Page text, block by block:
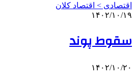
اقتصادی > اقتصاد کلان
۱۴۰۲/۱۰/۱۹
سقوط پوند
۱۴۰۲/۱۰/۲۰